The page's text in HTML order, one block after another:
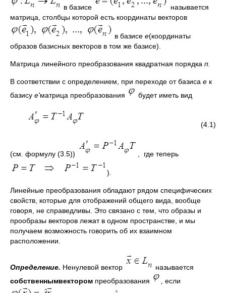
в базисе
называется
матрица, столбцы которой есть координаты векторов
в базисе е(координаты
образов базисных векторов в том же базисе).
Матрица линейного преобразования квадратная порядка п.
В соответствии с определением, при переходе от базиса е к
базису е'матрица преобразования будет иметь вид
(4.1)
(см. формулу (3.5)) , где теперь
).
Линейные преобразования обладают рядом специфических
свойств, которые для отображений общего вида, вообще
говоря, не справедливы. Это связано с тем, что образы и
прообразы векторов лежат в одном пространстве, и мы
получаем возможность говорить об их взаимном
расположении.
Определение. Ненулевой вектор
называется
собственнымвектором преобразования если